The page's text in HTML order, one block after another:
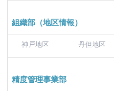
組織部（地区情報）
神戸地区 丹但地区
精度管理事業部